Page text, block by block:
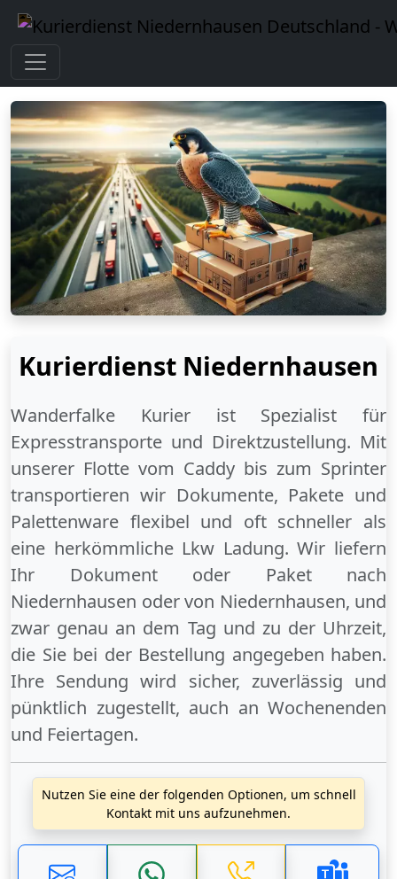
Kurierdienst Niedernhausen
Wanderfalke Kurier ist Spezialist für
Expresstransporte und Direktzustellung. Mit
unserer Flotte vom Caddy bis zum Sprinter
transportieren wir Dokumente, Pakete und
Palettenware flexibel und oft schneller als
eine herkömmliche Lkw Ladung. Wir liefern
Ihr Dokument oder Paket nach
Niedernhausen odervon Niedernhausen, und
zwar genau an dem Tag und zu der Uhrzeit,
die Sie bei der Bestellung angegeben haben.
Ihre Sendung wird sicher, zuverlässig und
pünktlich zugestellt, auch an Wochenenden
und Feiertagen.
Nutzen Sie eine der folgenden Optionen, um schnell
Kontakt mit uns aufzunehmen.